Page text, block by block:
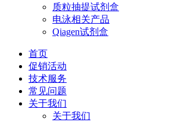
质粒抽提试剂盒
电泳相关产品
Qiagen试剂盒
首页
促销活动
技术服务
常见问题
关于我们
关于我们